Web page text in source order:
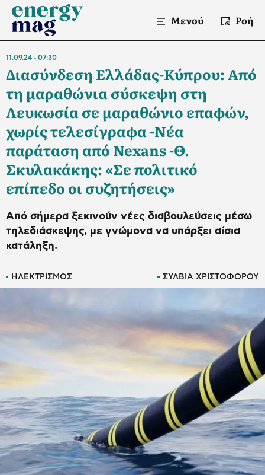
Μενού Ροή
ΗΛΕΚΤΡΙΣΜΟΣ ΣΥΛΒΙΑ ΧΡΙΣΤΟΦΟΡΟΥ
11.09.24 07:30
Διασύνδεση Ελλάδας-Κύπρου: Από
τη μαραθώνια σύσκεψη στη
Λευκωσία σε μαραθώνιο επαφών,
χωρίς τελεσίγραφα -Νέα
παράταση από Nexans -Θ.
Σκυλακάκης: «Σε πολιτικό
επίπεδο οι συζητήσεις»
Από σήμερα ξεκινούν νέες διαβουλεύσεις μέσω
τηλεδιάσκεψης, με γνώμονα να υπάρξει αίσια
κατάληξη.